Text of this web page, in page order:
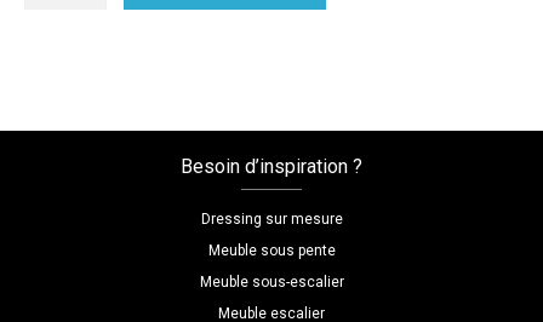
Besoin d’inspiration ?
Dressing sur mesure
Meuble sous pente
Meuble sous-escalier
Meuble escalier